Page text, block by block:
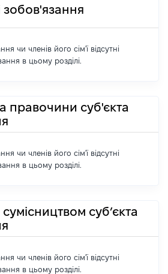
зобов'язання
чи членів його сім'ї відсутні
в цьому розділі.
правочини суб'єкта
чи членів його сім'ї відсутні
в цьому розділі.
суб’єкта
чи членів його сім'ї відсутні
в цьому розділі.